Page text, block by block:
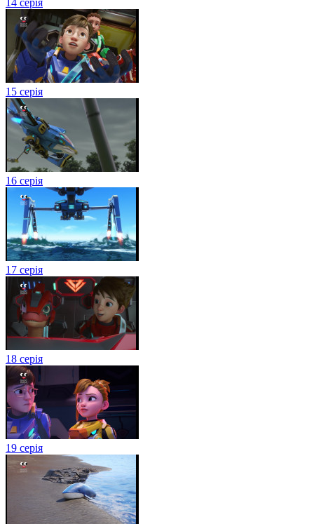
15 серія
16 серія
17 серія
18 серія
19 серія